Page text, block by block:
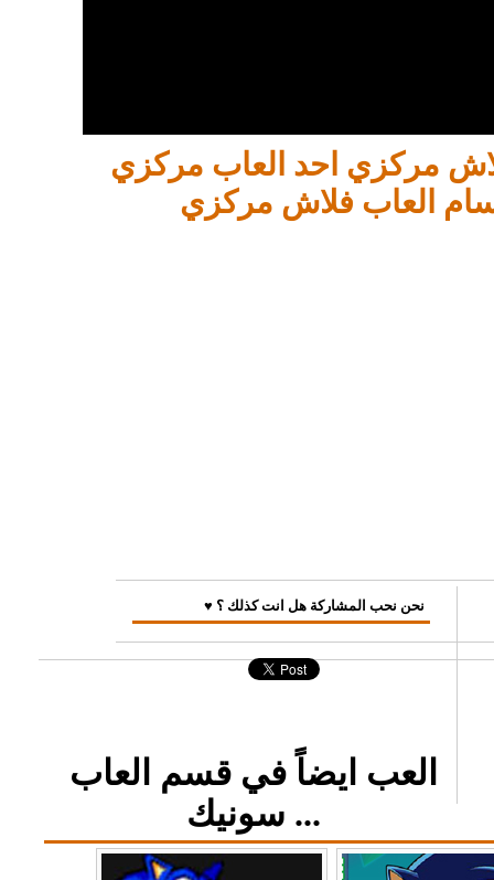
مركزي احد العاب مركزي
العاب فلاش مركزي
♥ نحن نحب المشاركة هل انت كذلك ؟
العب ايضاً في قسم العاب
سونيك ...